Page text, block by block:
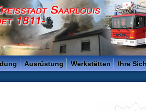
Ausrüstung Werkstätten Ihre